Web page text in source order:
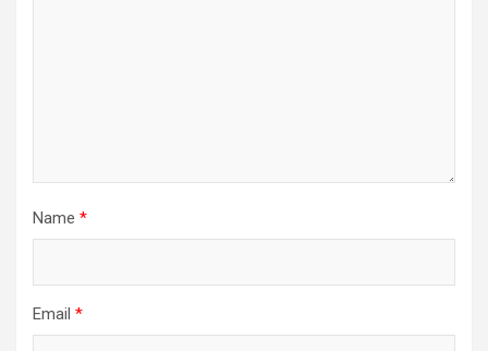
Name *
Email *